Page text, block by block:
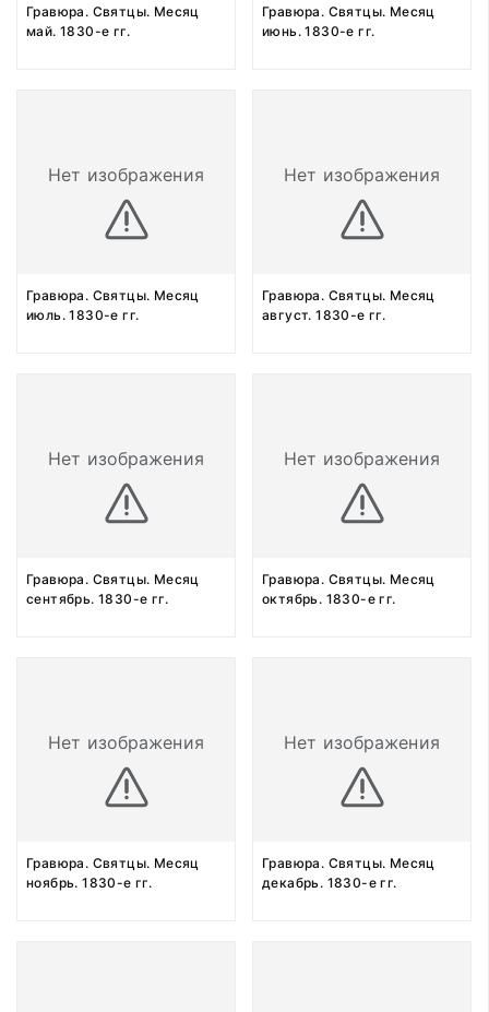
Гравюра. Святцы. Месяц
май. 1830-е гг.
Гравюра. Святцы. Месяц
июнь. 1830-е гг.
Нет изображения
Гравюра. Святцы. Месяц
июль. 1830-е гг.
Нет изображения
Гравюра. Святцы. Месяц
август. 1830-е гг.
Нет изображения
Гравюра. Святцы. Месяц
сентябрь. 1830-е гг.
Нет изображения
Гравюра. Святцы. Месяц
октябрь. 1830-е гг.
Нет изображения
Гравюра. Святцы. Месяц
ноябрь. 1830-е гг.
Нет изображения
Гравюра. Святцы. Месяц
декабрь. 1830-е гг.